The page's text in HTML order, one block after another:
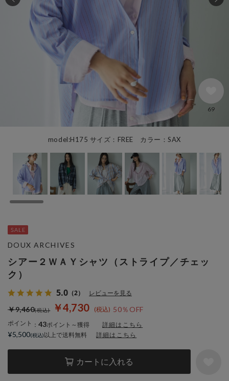
model:H175 サイズ：FREE カラー：SAX
69
シアー２ＷＡＹシャツ（ストライプ／チェッ
ク）
5.0 （2） レビューを見る
￥4,730 50％OFF
￥9,460
ポイント ： 43ポイント～獲得 詳細はこちら
カートに入れる
DOUX ARCHIVES
¥5,500 以上で送料無料 詳細はこちら